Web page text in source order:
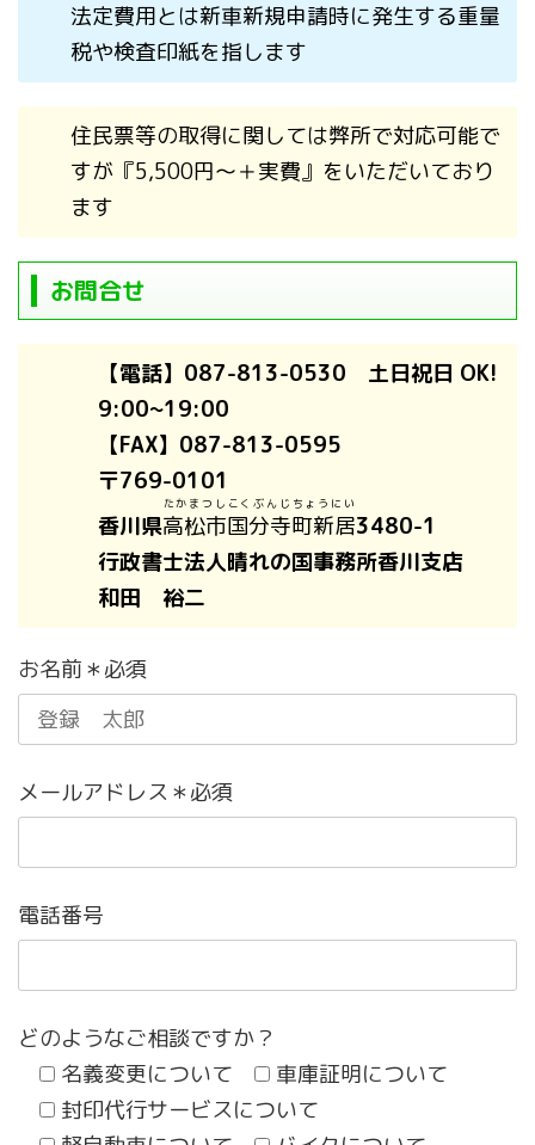
法定費用とは新車新規申請時に発生する重量
税や検査印紙を指します
住民票等の取得に関しては弊所で対応可能で
すが『5,500円～＋実費』をいただいており
ます
お問合せ
【電話】087-813-0530 土日祝日 OK!
9:00~19:00
【FAX】087-813-0595
〒769-0101
香川県高松市国分寺町新居
たかまつしこくぶんじちょうにい
3480-1
行政書士法人晴れの国事務所香川支店
和田 裕二
お名前＊必須
メールアドレス＊必須
電話番号
どのようなご相談ですか？
名義変更について
車庫証明について
封印代行サービスについて